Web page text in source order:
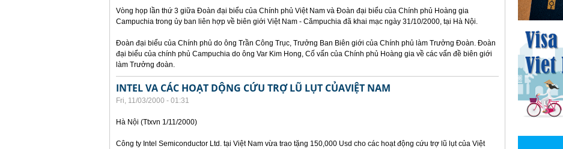
Vòng họp lần thứ 3 giữa Đoàn đại biểu của Chính phủ Việt Nam và Đoàn đại biểu của Chính phủ Hoàng gia
Campuchia trong ủy ban liên hợp về biên giới Việt Nam - Cămpuchia đã khai mạc ngày 31/10/2000, tại Hà Nội.
Đoàn đại biểu của Chính phủ do ông Trần Công Trục, Trưởng Ban Biên giới của Chính phủ làm Trưởng Đoàn. Đoàn
đại biểu của chính phủ Campuchia do ông Var Kim Hong, Cố vấn của Chính phủ Hoàng gia về các vấn đề biên giới
làm Trưởng đoàn.
INTEL VA CÁC HOẠT DỘNG CỨU TRỢ LŨ LỤT CỦAVIỆT NAM
Fri, 11/03/2000 - 01:31
Hà Nội (Ttxvn 1/11/2000)
Công ty Intel Semiconductor Ltd. tại Việt Nam vừa trao tặng 150,000 Usd cho các hoạt động cứu trợ lũ lụt của Việt